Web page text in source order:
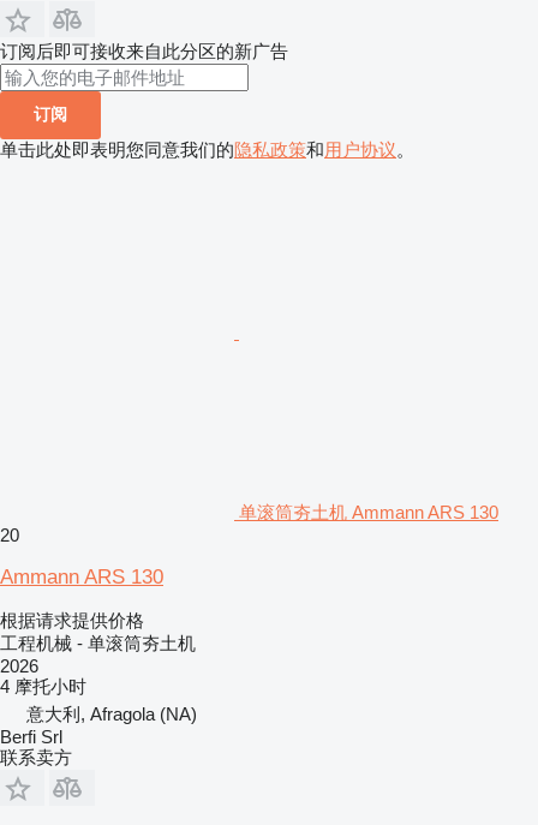
订阅后即可接收来自此分区的新广告
订阅
单击此处即表明您同意我们的隐私政策和用户协议。
单滚筒夯土机 Ammann ARS 130
20
Ammann ARS 130
根据请求提供价格
工程机械 - 单滚筒夯土机
2026
4 摩托小时
意大利, Afragola (NA)
Berfi Srl
联系卖方